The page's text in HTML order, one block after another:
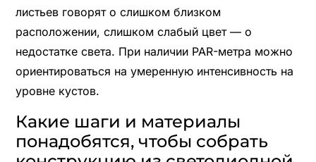
листьев говорят о слишком близком
расположении, слишком слабый цвет — о
недостатке света. При наличии PAR-метра можно
ориентироваться на умеренную интенсивность на
уровне кустов.
Какие шаги и материалы
понадобятся, чтобы собрать